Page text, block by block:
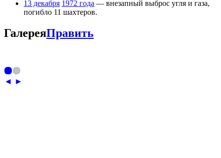
13 декабря 1972 года — внезапный выброс угля и газа,
погибло 11 шахтеров.
ГалереяПравить
◄ ►